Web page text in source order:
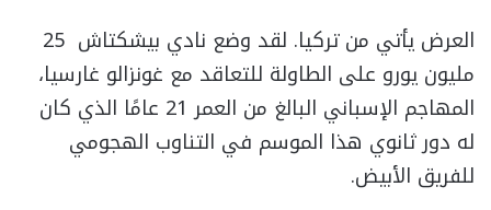
العرض يأتي من تركيا. لقد وضع نادي بيشكتاش 25
مليون يورو على الطاولة للتعاقد مع غونزالو غارسيا،
المهاجم الإسباني البالغ من العمر 21 عامًا الذي كان
له دور ثانوي هذا الموسم في التناوب الهجومي
للفريق الأبيض.